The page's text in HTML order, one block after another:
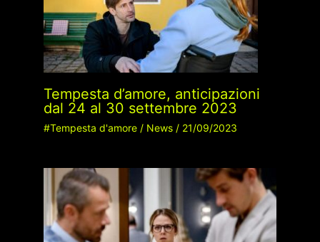
Tempesta d’amore, anticipazioni
dal 24 al 30 settembre 2023
#Tempesta d'amore/ News/ 21/09/2023